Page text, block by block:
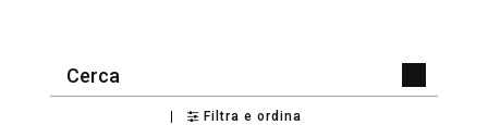
Filtra e ordina